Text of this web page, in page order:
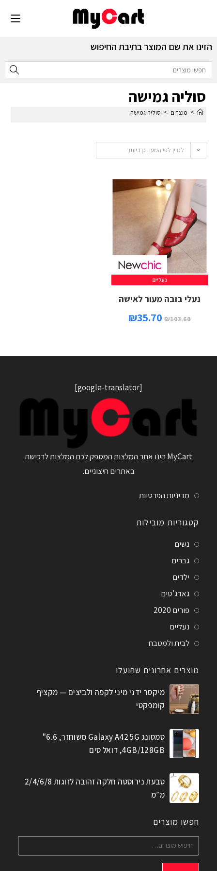
הזינו את שם המוצר בתיבת החיפוש
סוליה גמישה
> מוצרים > סוליה גמישה
למיין לפי המעודכן ביותר
נעליים
נעלי בובה מעור לאישה
₪103.60
₪35.70
[google-translator]
MyCart הינו אתר המלצות המספק לכם המלצות לרכישה
באתרים חיצוניים.
מדיניות הפרטיות
קטגוריות מובילות
נשים
גברים
ילדים
גאדג'טים
פורים 2020
נעליים
לבית ולמטבח
מוצרים אחרונים שהועלו
מיקסר ידני מיני לקפה ולביצים — מקציף
קומפקטי
סמסונג Galaxy A42 5G משוחזר, 6.6"
4GB/128GB, דואל סים
טבעת נירוסטה חלקה זהובה לזוגות 2/4/6/8
מ״מ
חפשו מוצרים